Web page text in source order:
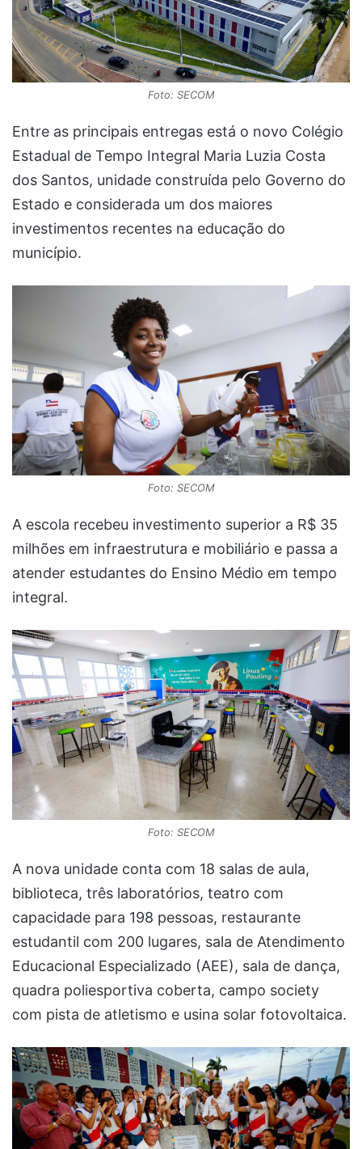
Foto: SECOM
Entre as principais entregas está o novo Colégio
Estadual de Tempo Integral Maria Luzia Costa
dos Santos, unidade construída pelo Governo do
Estado e considerada um dos maiores
investimentos recentes na educação do
município.
Foto: SECOM
A escola recebeu investimento superior a R$ 35
milhões em infraestrutura e mobiliário e passa a
atender estudantes do Ensino Médio em tempo
integral.
Foto: SECOM
A nova unidade conta com 18 salas de aula,
biblioteca, três laboratórios, teatro com
capacidade para 198 pessoas, restaurante
estudantil com 200 lugares, sala de Atendimento
Educacional Especializado (AEE), sala de dança,
quadra poliesportiva coberta, campo society
com pista de atletismo e usina solar fotovoltaica.